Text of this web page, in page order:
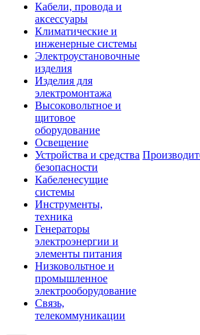
Кабели, провода и
аксессуары
Климатические и
инженерные системы
Электроустановочные
изделия
Изделия для
электромонтажа
Высоковольтное и
щитовое
оборудование
Освещение
Устройства и средства
безопасности
Кабеленесущие
системы
Инструменты,
техника
Генераторы
электроэнергии и
элементы питания
Низковольтное и
промышленное
электрооборудование
Связь,
телекоммуникации